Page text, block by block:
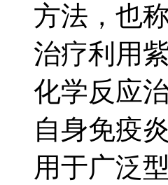
方法，也
治疗利用
化学反应
自身免疫
用于广泛